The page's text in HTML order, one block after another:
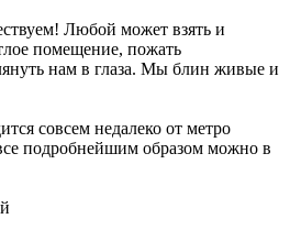
Любой может взять и
помещение, пожать
нам в глаза. Мы блин живые и
совсем недалеко от метро
подробнейшим образом можно в